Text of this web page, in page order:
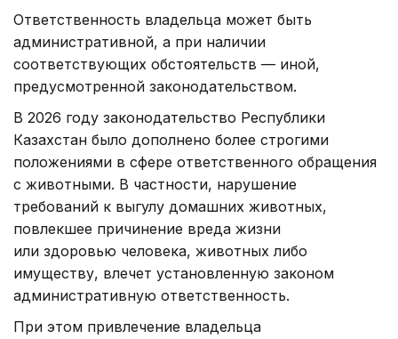
Ответственность владельца может быть
административной, а при наличии
соответствующих обстоятельств — иной,
предусмотренной законодательством.
В 2026 году законодательство Республики
Казахстан было дополнено более строгими
положениями в сфере ответственного обращения
с животными. В частности, нарушение
требований к выгулу домашних животных,
повлекшее причинение вреда жизни
или здоровью человека, животных либо
имуществу, влечет установленную законом
административную ответственность.
При этом привлечение владельца